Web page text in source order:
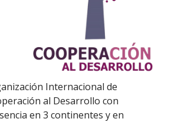
Internacional de
al Desarrollo con
en 3 continentes y en